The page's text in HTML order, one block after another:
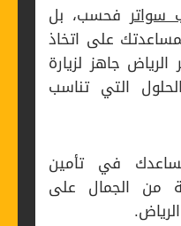
سواتر فحسب، بل
على اتخاذ
الرياض جاهز لزيارة
التي تناسب
في تأمين
من الجمال على